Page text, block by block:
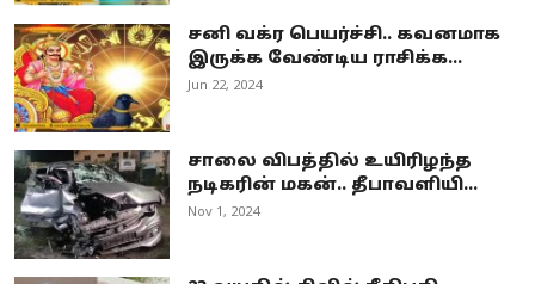
சனி வக்ர பெயர்ச்சி.. கவனமாக
இருக்க வேண்டிய ராசிக்க...
Jun 22, 2024
சாலை விபத்தில் உயிரிழந்த
நடிகரின் மகன்.. தீபாவளியி...
Nov 1, 2024